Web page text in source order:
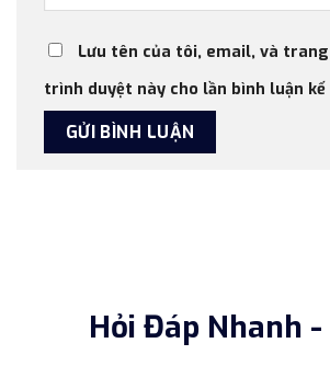
Lưu tên của tôi, email, và
trình duyệt này cho lần bình luận
Hỏi Đáp Nhanh -